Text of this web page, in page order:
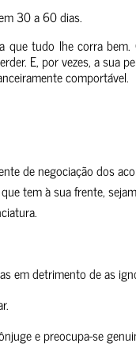
30 a 60 dias.
que tudo lhe corra
E, por vezes, a sua
comportável.
de negociação dos
tem à sua frente,
em detrimento de as
e preocupa-se